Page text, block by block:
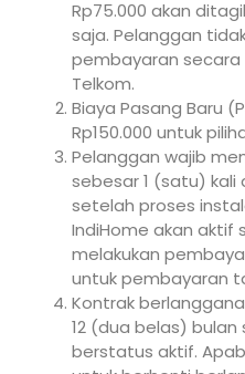
Rp75.000 akan
saja. Pelanggan
pembayaran secara
Telkom.
Biaya Pasang Baru
Rp150.000 untuk
Pelanggan wajib
sebesar 1 (satu)
setelah proses
IndiHome akan aktif
melakukan
untuk pembayaran
Kontrak
12 (dua belas)
berstatus aktif.